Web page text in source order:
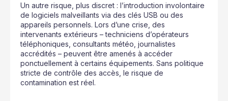
Un autre risque, plus discret : l’introduction involontaire
de logiciels malveillants via des clés USB ou des
appareils personnels. Lors d’une crise, des
intervenants extérieurs – techniciens d’opérateurs
téléphoniques, consultants météo, journalistes
accrédités – peuvent être amenés à accéder
ponctuellement à certains équipements. Sans politique
stricte de contrôle des accès, le risque de
contamination est réel.